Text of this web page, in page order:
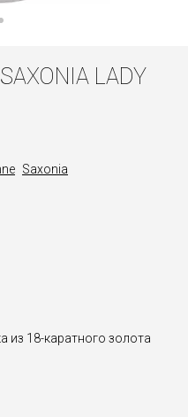
LADY
Saxonia
из 18-каратного золота